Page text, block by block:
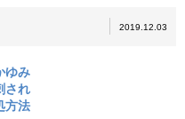
2019.12.03
ゆみ
され
方法